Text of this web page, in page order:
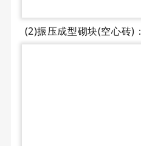
(2)振压成型砌块(空心砖)：